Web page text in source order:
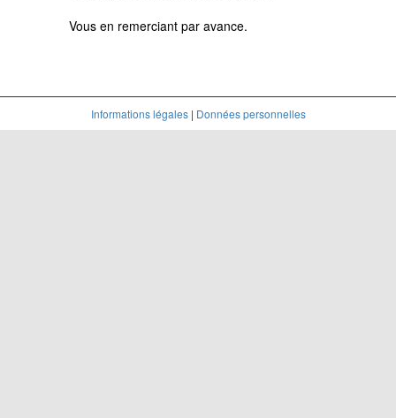
Vous en remerciant par avance.
Informations légales| Données personnelles